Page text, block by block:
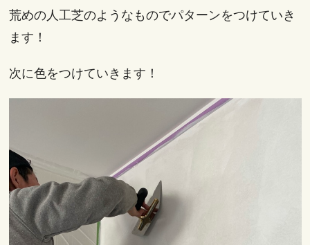
荒めの人工芝のようなものでパターンをつけていき
ます！
次に色をつけていきます！